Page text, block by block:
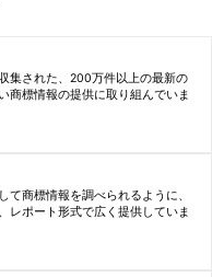
集された、200万件以上の最新の
商標情報の提供に取り組んでいま
て商標情報を調べられるように、
レポート形式で広く提供していま